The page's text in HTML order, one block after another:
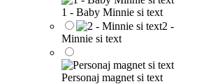
1 - Baby Minnie si text
2 -
Minnie si text
Personaj magnet si text